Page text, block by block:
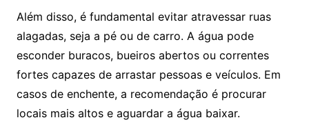
Além disso, é fundamental evitar atravessar ruas
alagadas, seja a pé ou de carro. A água pode
esconder buracos, bueiros abertos ou correntes
fortes capazes de arrastar pessoas e veículos. Em
casos de enchente, a recomendação é procurar
locais mais altos e aguardar a água baixar.